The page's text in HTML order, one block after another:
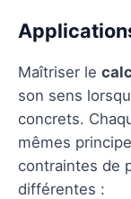
Maîtriser le
son sens
concrets.
mêmes
contraintes de
différentes :